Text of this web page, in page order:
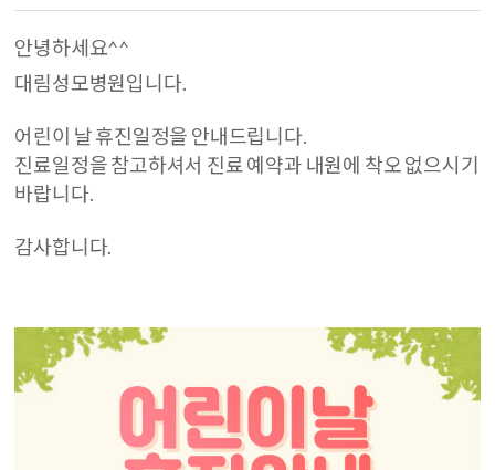
안녕하세요^^
대림성모병원입니다.
어린이 날 휴진일정을 안내드립니다.
진료일정을 참고하셔서 진료 예약과 내원에 착오 없으시기
바랍니다.
감사합니다.